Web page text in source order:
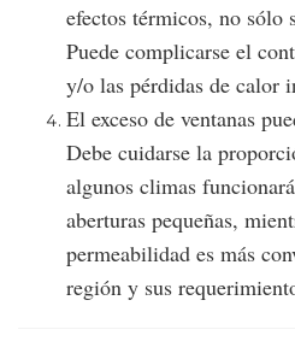
efectos térmicos, no sólo
Puede complicarse el
y/o las pérdidas de calor
El exceso de ventanas
Debe cuidarse la
algunos climas
aberturas pequeñas,
permeabilidad es más
región y sus